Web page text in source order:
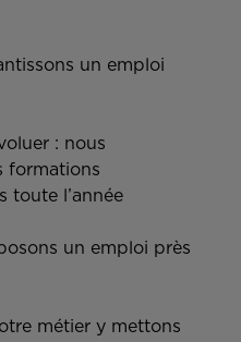
un emploi
: nous
formations
toute l’année
un emploi près
métier y mettons